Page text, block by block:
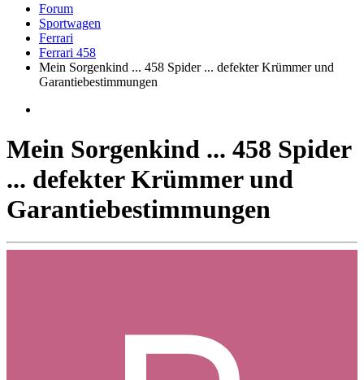
Forum
Sportwagen
Ferrari
Ferrari 458
Mein Sorgenkind ... 458 Spider ... defekter Krümmer und
Garantiebestimmungen
Mein Sorgenkind ... 458 Spider
... defekter Krümmer und
Garantiebestimmungen